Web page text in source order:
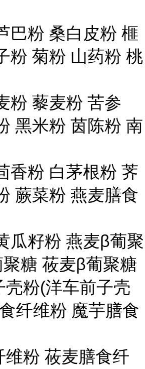
巴粉 桑白皮粉 榧
粉 菊粉 山药粉 桃
粉 藜麦粉 苦参
黑米粉 茵陈粉 南
香粉 白茅根粉 荠
蕨菜粉 燕麦膳食
瓜籽粉 燕麦β葡聚
糖 莜麦β葡聚糖
壳粉(洋车前子壳
纤维粉 魔芋膳食
维粉 莜麦膳食纤